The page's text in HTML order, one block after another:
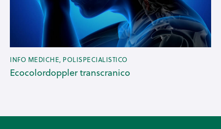
INFO MEDICHE, POLISPECIALISTICO
Ecocolordoppler transcranico